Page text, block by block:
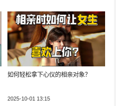
如何轻松拿下心仪的相亲对象？
2025-10-01 13:15